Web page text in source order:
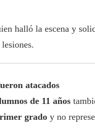
halló la escena y
atacados
de 11 años
grado y no